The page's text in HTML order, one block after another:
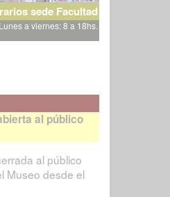
sede Facultad
Lunes a viernes: 8 a 18hs.
al público
al público
Museo desde el